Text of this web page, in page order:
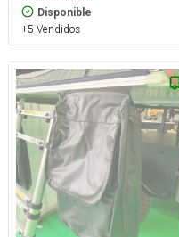
Disponible
+5 Vendidos